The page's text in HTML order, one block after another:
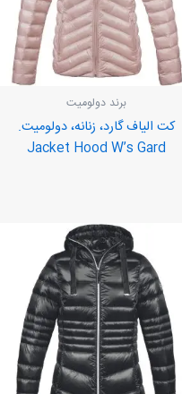
برند دولومیت
کت الیاف گارد، زنانه، دولومیت.
Jacket Hood W’s Gard